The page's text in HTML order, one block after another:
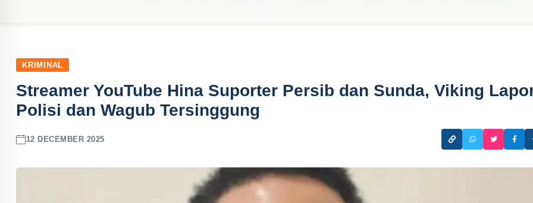
KRIMINAL
Streamer YouTube Hina Suporter Persib dan Sunda, Viking
Polisi dan Wagub Tersinggung
12 DECEMBER 2025